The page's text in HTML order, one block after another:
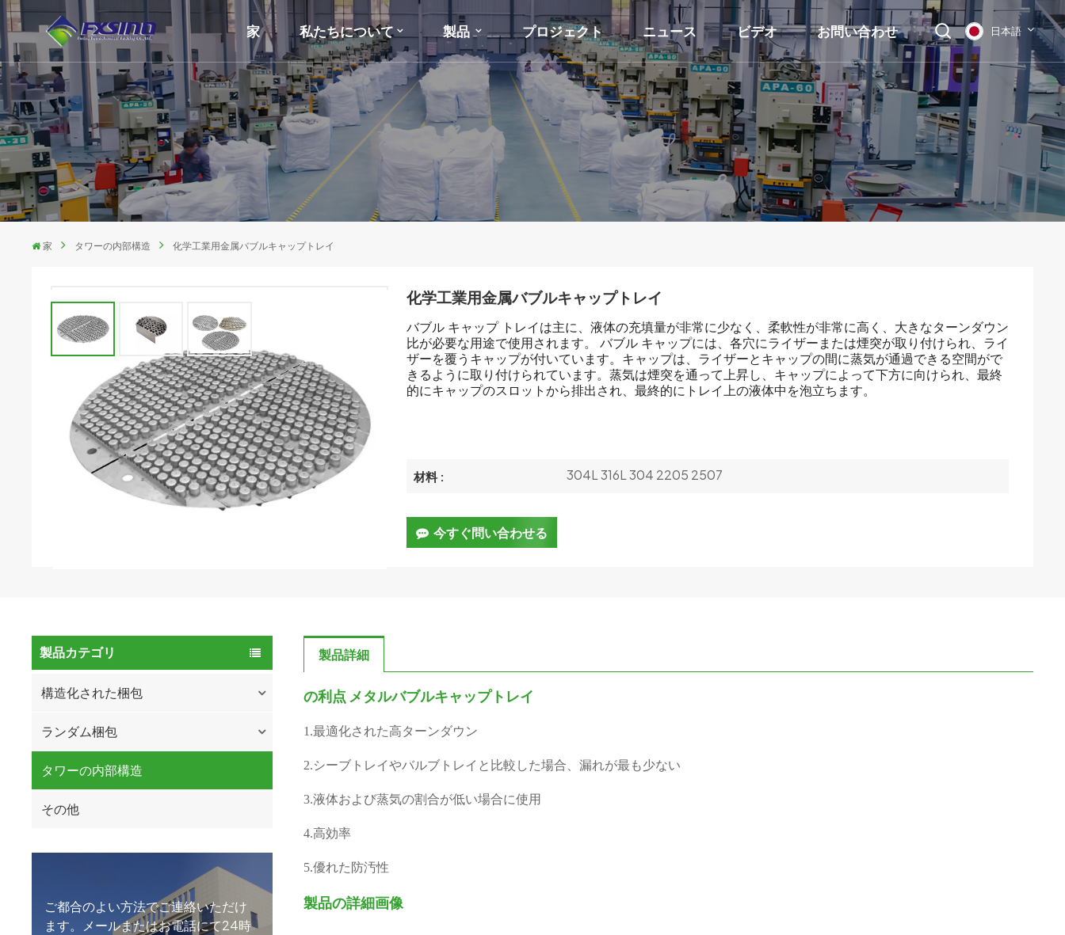
家 私たちについて 製品 プロジェクト ニュース ビデオ お問い合わせ 日本語
English
français
Deutsch
русский
日本語
家 タワーの内部構造 化学工業用金属バブルキャップトレイ
化学工業用金属バブルキャップトレイ
バブル キャップ トレイは主に、液体の充填量が非常に少なく、柔軟性が非常に高く、大きなターンダウン
比が必要な用途で使用されます。 バブル キャップには、各穴にライザーまたは煙突が取り付けられ、ライ
ザーを覆うキャップが付いています。キャップは、ライザーとキャップの間に蒸気が通過できる空間がで
きるように取り付けられています。蒸気は煙突を通って上昇し、キャップによって下方に向けられ、最終
的にキャップのスロットから排出され、最終的にトレイ上の液体中を泡立ちます。
材料 : 304L 316L 304 2205 2507
今すぐ問い合わせる
製品カテゴリ
構造化された梱包
ランダム梱包
タワーの内部構造
その他
ご都合のよい方法でご連絡いただけ
ます。メールまたはお電話にて24時
製品詳細
の利点 メタルバブルキャップトレイ
1.最適化された高ターンダウン
2.シーブトレイやバルブトレイと比較した場合、漏れが最も少ない
3.液体および蒸気の割合が低い場合に使用
4.高効率
5.優れた防汚性
製品の詳細画像